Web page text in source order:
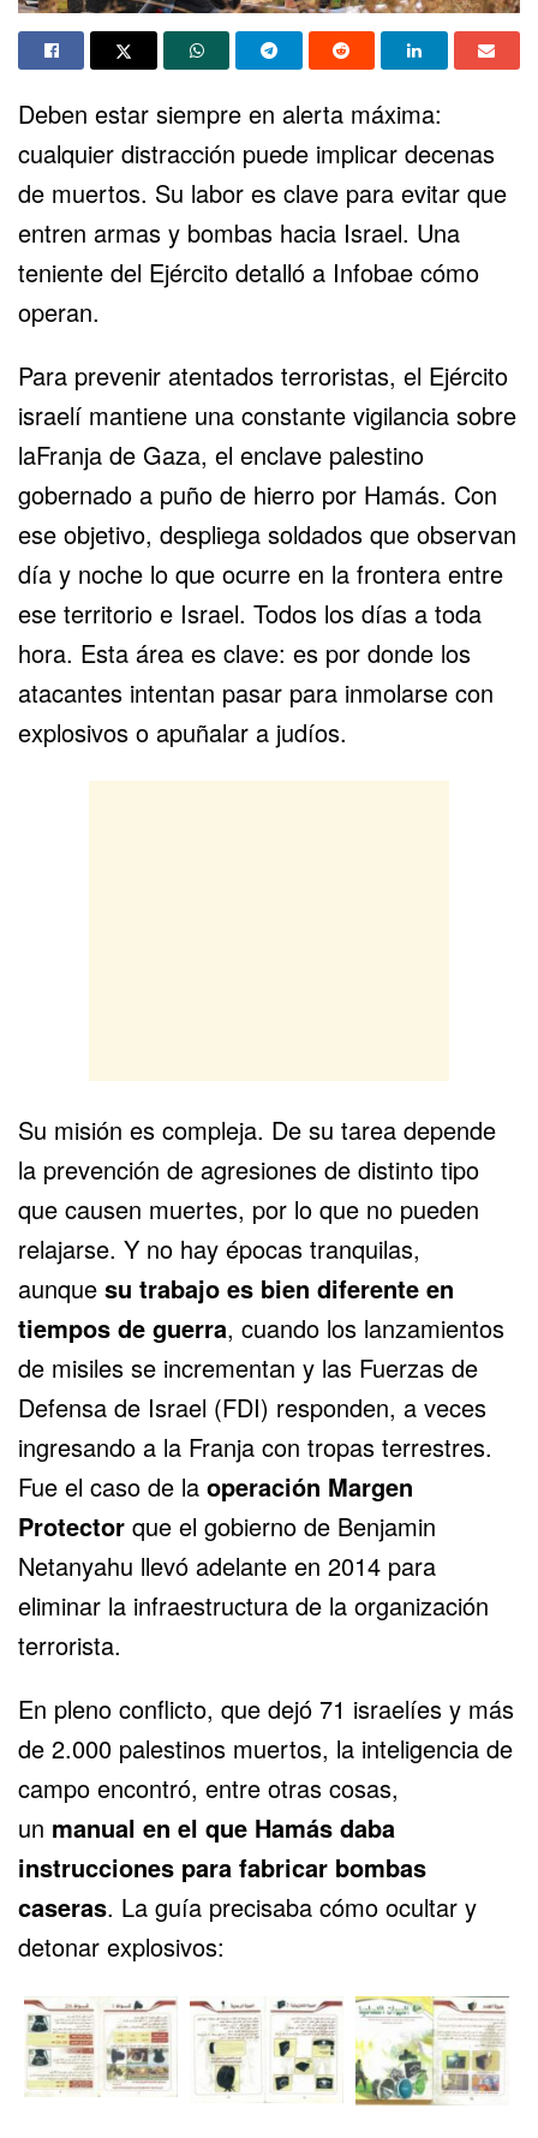
Deben estar siempre en alerta máxima:
cualquier distracción puede implicar decenas
de muertos. Su labor es clave para evitar que
entren armas y bombas hacia Israel. Una
teniente del Ejército detalló a Infobae cómo
operan.
Para prevenir atentados terroristas, el Ejército
israelí mantiene una constante vigilancia sobre
laFranja de Gaza, el enclave palestino
gobernado a puño de hierro por Hamás. Con
ese objetivo, despliega soldados que observan
día y noche lo que ocurre en la frontera entre
ese territorio e Israel. Todos los días a toda
hora. Esta área es clave: es por donde los
atacantes intentan pasar para inmolarse con
explosivos o apuñalar a judíos.
Su misión es compleja. De su tarea depende
la prevención de agresiones de distinto tipo
que causen muertes, por lo que no pueden
relajarse. Y no hay épocas tranquilas,
aunque su trabajo es bien diferente en
tiempos de guerra, cuando los lanzamientos
de misiles se incrementan y las Fuerzas de
Defensa de Israel (FDI) responden, a veces
ingresando a la Franja con tropas terrestres.
Fue el caso de la operación Margen
Protector que el gobierno de Benjamin
Netanyahu llevó adelante en 2014 para
eliminar la infraestructura de la organización
terrorista.
En pleno conflicto, que dejó 71 israelíes y más
de 2.000 palestinos muertos, la inteligencia de
campo encontró, entre otras cosas,
un manual en el que Hamás daba
instrucciones para fabricar bombas
caseras. La guía precisaba cómo ocultar y
detonar explosivos: